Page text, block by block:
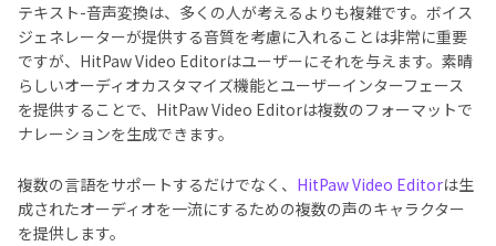
テキスト-音声変換は、多くの人が考えるよりも複雑です。ボイス
ジェネレーターが提供する音質を考慮に入れることは非常に重要
ですが、HitPaw Video Editorはユーザーにそれを与えます。素晴
らしいオーディオカスタマイズ機能とユーザーインターフェース
を提供することで、HitPaw Video Editorは複数のフォーマットで
ナレーションを生成できます。
複数の言語をサポートするだけでなく、 HitPaw Video Editorは生
成されたオーディオを一流にするための複数の声のキャラクター
を提供します。